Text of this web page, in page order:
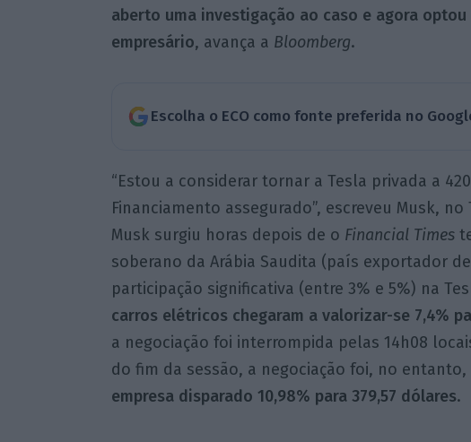
aberto uma investigação ao caso e agora
empresário, avança a Bloomberg.
Escolha o ECO como fonte preferida no
“Estou a considerar tornar a Tesla privada a
Financiamento assegurado”, escreveu Musk,
Musk surgiu horas depois de o Financial Times
soberano da Arábia Saudita (país exportador
participação significativa (entre 3% e 5%) na
carros elétricos chegaram a valorizar-se 7,4%
a negociação foi interrompida pelas 14h08
do fim da sessão, a negociação foi, no
empresa disparado 10,98% para 379,57 dólares.